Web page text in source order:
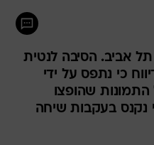
אביב. הסיבה לנטית
כי נתפס על ידי
שהופצו
נקנס בעקבות שיחה